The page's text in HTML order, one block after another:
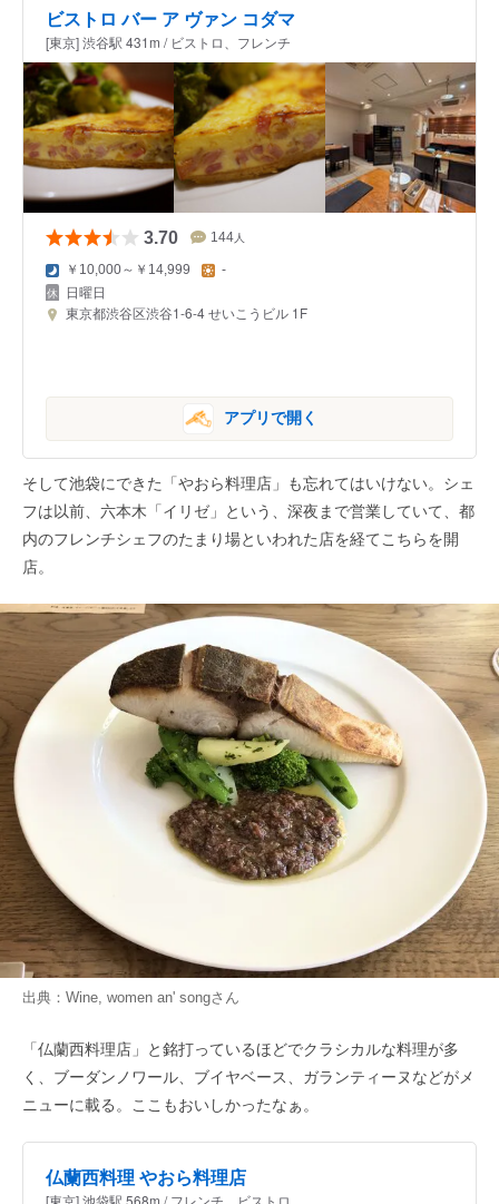
ビストロ バー ア ヴァン コダマ
[東京] 渋谷駅 431m / ビストロ、フレンチ
3.70 144 人
￥10,000～￥14,999 -
日曜日
東京都渋谷区渋谷1-6-4 せいこうビル 1F
アプリで開く
そして池袋にできた「やおら料理店」も忘れてはいけない。シェ
フは以前、六本木「イリゼ」という、深夜まで営業していて、都
内のフレンチシェフのたまり場といわれた店を経てこちらを開
店。
出典： Wine, women an' songさん
「仏蘭西料理店」と銘打っているほどでクラシカルな料理が多
く、ブーダンノワール、ブイヤベース、ガランティーヌなどがメ
ニューに載る。ここもおいしかったなぁ。
仏蘭西料理 やおら料理店
[東京] 池袋駅 568m / フレンチ、ビストロ